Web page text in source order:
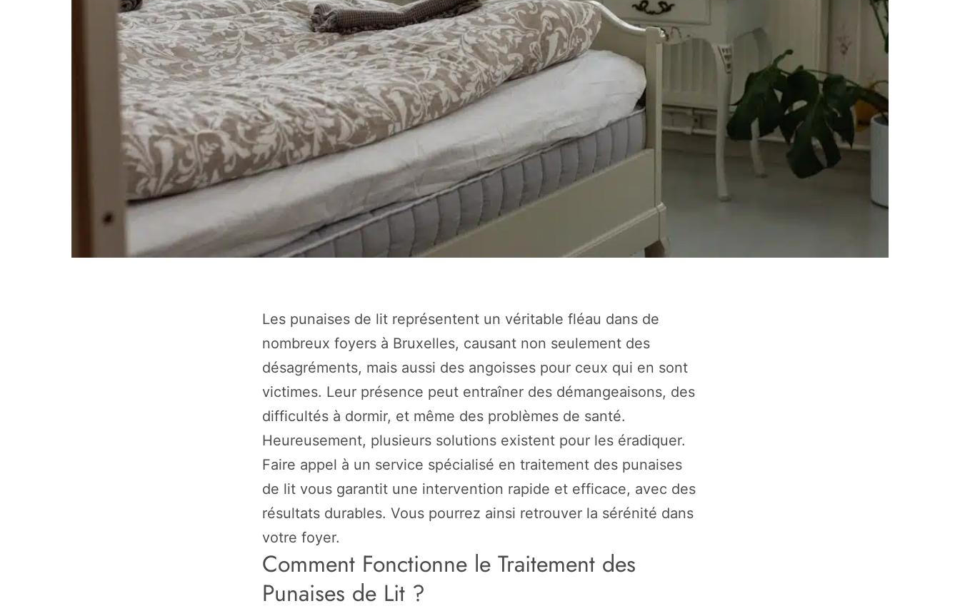
Les punaises de lit représentent un véritable fléau dans de
nombreux foyers à Bruxelles, causant non seulement des
désagréments, mais aussi des angoisses pour ceux qui en sont
victimes. Leur présence peut entraîner des démangeaisons, des
difficultés à dormir, et même des problèmes de santé.
Heureusement, plusieurs solutions existent pour les éradiquer.
Faire appel à un service spécialisé en traitement des punaises
de lit vous garantit une intervention rapide et efficace, avec des
résultats durables. Vous pourrez ainsi retrouver la sérénité dans
votre foyer.
Comment Fonctionne le Traitement des
Punaises de Lit ?